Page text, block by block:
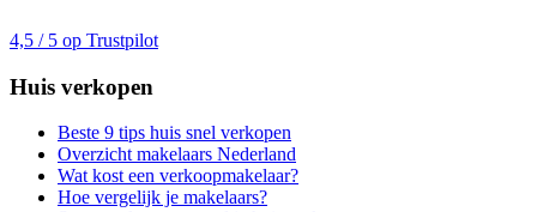
4,5 / 5 op Trustpilot
Huis verkopen
Beste 9 tips huis snel verkopen
Overzicht makelaars Nederland
Wat kost een verkoopmakelaar?
Hoe vergelijk je makelaars?